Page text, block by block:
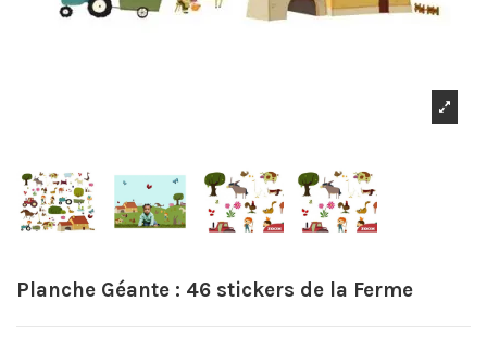
Planche Géante : 46 stickers de la Ferme